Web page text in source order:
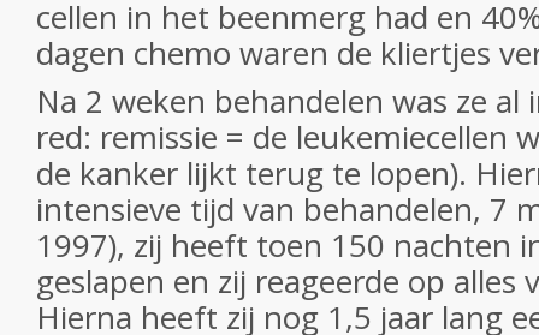
cellen in het beenmerg had en
dagen chemo waren de kliertjes
Na 2 weken behandelen was ze al
red: remissie = de leukemiecellen
de kanker lijkt terug te lopen).
intensieve tijd van behandelen, 7
1997), zij heeft toen 150 nachten
geslapen en zij reageerde op alles
Hierna heeft zij nog 1,5 jaar lang